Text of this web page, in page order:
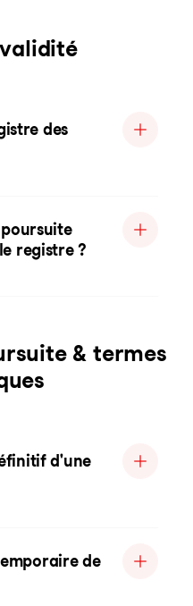
des
registre ?
& termes
d'une
de